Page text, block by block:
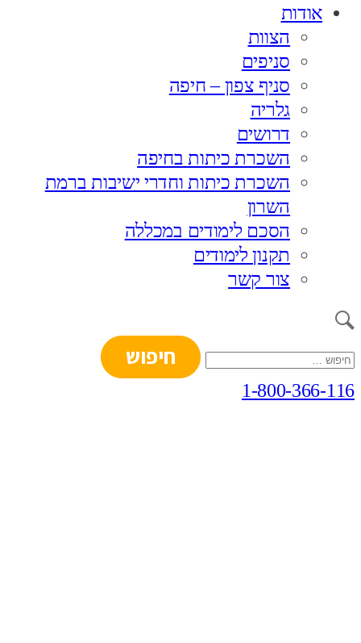
אודות
הצוות
סניפים
סניף צפון – חיפה
גלריה
דרושים
השכרת כיתות בחיפה
השכרת כיתות וחדרי ישיבות ברמת
השרון
הסכם לימודים במכללה
תקנון לימודים
צור קשר
חיפוש:
1-800-366-116